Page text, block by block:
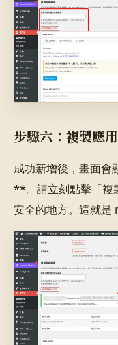
步驟六：複製應
成功新增後，畫面會
**。請立刻點擊「複
安全的地方。這就是